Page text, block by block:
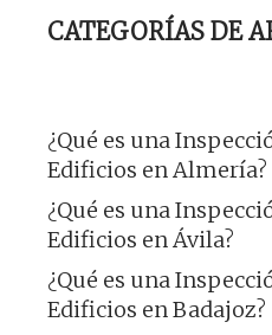
CATEGORÍAS DE
¿Qué es una
Edificios en Almería?
¿Qué es una
Edificios en Ávila?
¿Qué es una
Edificios en Badajoz?